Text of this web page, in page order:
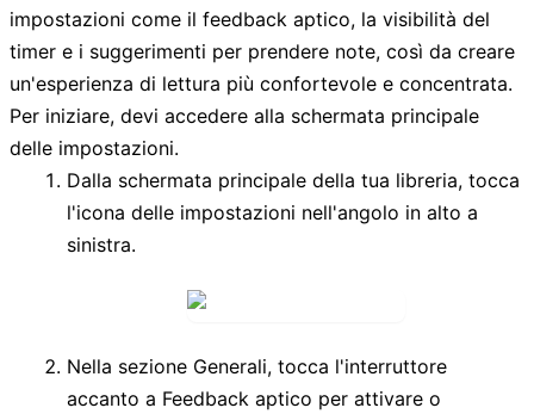
impostazioni come il feedback aptico, la visibilità del
timer e i suggerimenti per prendere note, così da creare
un'esperienza di lettura più confortevole e concentrata.
Per iniziare, devi accedere alla schermata principale
delle impostazioni.
Dalla schermata principale della tua libreria, tocca
l'icona delle impostazioni nell'angolo in alto a
sinistra.
Nella sezione Generali, tocca l'interruttore
accanto a Feedback aptico per attivare o